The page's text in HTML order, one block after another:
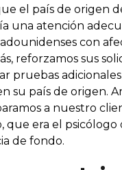
el país de origen
una atención
con
reforzamos sus
pruebas
su país de origen.
a nuestro
que era el psicólogo
de fondo.